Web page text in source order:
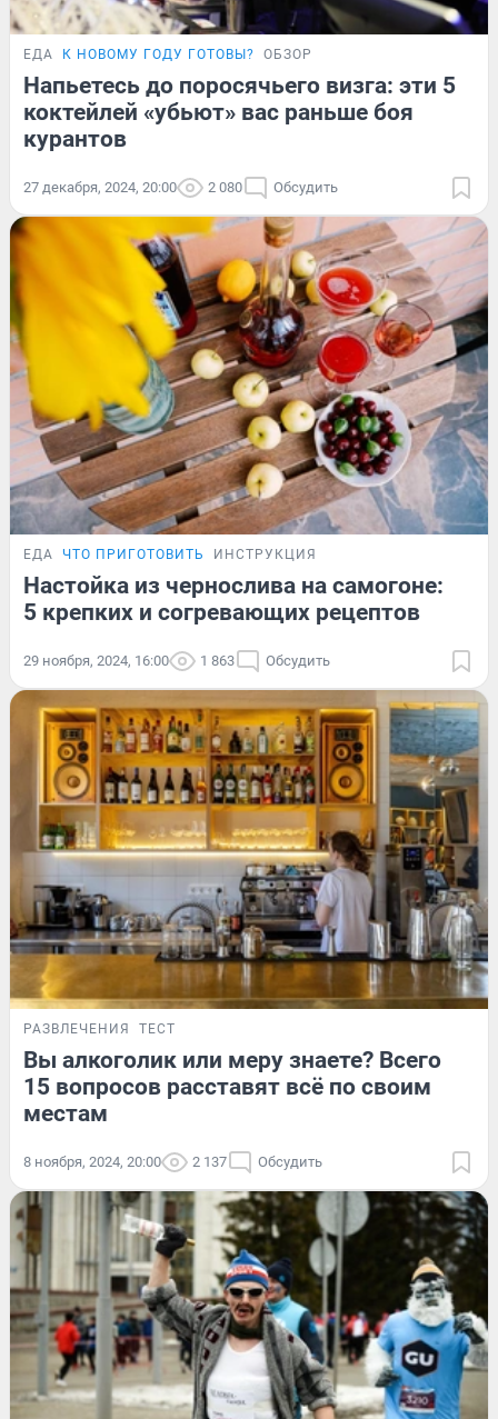
ЕДА К НОВОМУ ГОДУ ГОТОВЫ? ОБЗОР
Напьетесь до поросячьего визга: эти 5
коктейлей «убьют» вас раньше боя
курантов
27 декабря, 2024, 20:00 2 080 Обсудить
ЕДА ЧТО ПРИГОТОВИТЬ ИНСТРУКЦИЯ
Настойка из чернослива на самогоне:
5 крепких и согревающих рецептов
29 ноября, 2024, 16:00 1 863 Обсудить
РАЗВЛЕЧЕНИЯ ТЕСТ
Вы алкоголик или меру знаете? Всего
15 вопросов расставят всё по своим
местам
8 ноября, 2024, 20:00 2 137 Обсудить